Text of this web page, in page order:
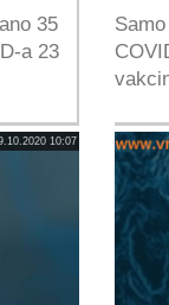
35
a 23
10:07